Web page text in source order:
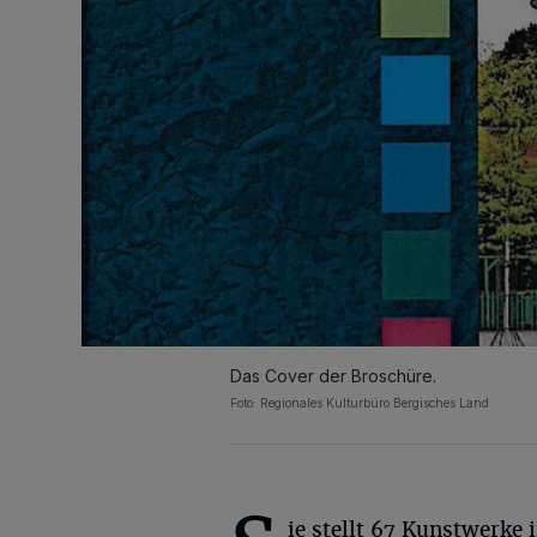
Das Cover der Broschüre.
Foto: Regionales Kulturbüro Bergisches Land
ie stellt 67 Kunstwerke